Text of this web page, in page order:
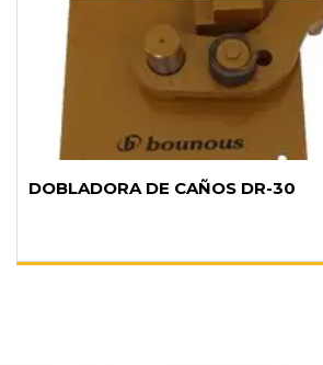
DOBLADORA DE CAÑOS DR-30